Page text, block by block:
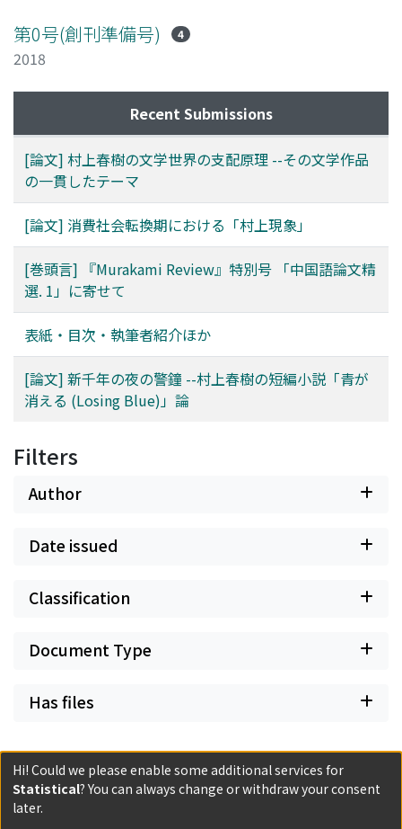
第0号(創刊準備号) 4
2018
Recent Submissions
[論文] 村上春樹の文学世界の支配原理 --その文学作品
の一貫したテーマ
[論文] 消費社会転換期における「村上現象」
[巻頭言] 『Murakami Review』特別号 「中国語論文精
選. 1」に寄せて
表紙・目次・執筆者紹介ほか
[論文] 新千年の夜の警鐘 --村上春樹の短編小説「青が
消える (Losing Blue)」論
Filters
Author
Date issued
Classification
Document Type
Has files
Powered by DSpace and JAIRO Crawler-List
All items in KURENAI are protected by original copyright,
Hi! Could we please enable some additional services for
Statistical? You can always change or withdraw your consent
later.